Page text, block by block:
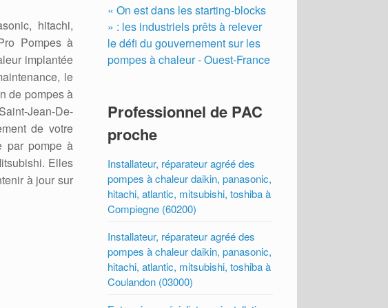
hitachi,
Pompes à
implantée
le
de pompes à
Jean-De-
de votre
par pompe à
Elles
à jour sur
« On est dans les starting-blocks
» : les industriels prêts à relever
le défi du gouvernement sur les
pompes à chaleur - Ouest-France
Professionnel de PAC
proche
Installateur, réparateur agréé des
pompes à chaleur daikin, panasonic,
hitachi, atlantic, mitsubishi, toshiba à
Compiegne (60200)
Installateur, réparateur agréé des
pompes à chaleur daikin, panasonic,
hitachi, atlantic, mitsubishi, toshiba à
Coulandon (03000)